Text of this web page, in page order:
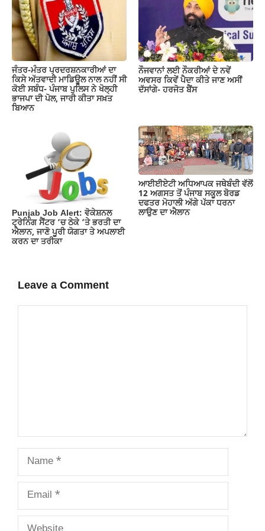
ਜੰਤਰ-ਮੰਤਰ ਪ੍ਰਦਰਸ਼ਨਕਾਰੀਆਂ ਦਾ
ਕਿਸੇ ਅੱਤਵਾਦੀ ਮਾਡਿਊਲ ਨਾਲ ਨਹੀਂ ਸੀ
ਕੋਈ ਸਬੰਧ- ਪੰਜਾਬ ਪੁਲਿਸ ਨੇ ਖੋਲ੍ਹੀ
ਭਾਜਪਾ ਦੀ ਪੋਲ, ਜਾਰੀ ਕੀਤਾ ਸਖ਼ਤ
ਬਿਆਨ
ਨੌਜਵਾਨਾਂ ਲਈ ਨੌਕਰੀਆਂ ਦੇ ਨਵੇਂ
ਅਵਸਰ ਕਿਵੇਂ ਪੈਦਾ ਕੀਤੇ ਜਾਣ ਅਸੀਂ
ਦੱਸਾਂਗੇ- ਹਰਜੋਤ ਬੈਂਸ
Punjab Job Alert: ਵੋਕੇਸ਼ਨਲ
ਟ੍ਰੇਨਿੰਗ ਸੈਂਟਰ ‘ਚ ਠੇਕੇ ‘ਤੇ ਭਰਤੀ ਦਾ
ਐਲਾਨ, ਜਾਣੋ ਪੂਰੀ ਯੋਗਤਾ ਤੇ ਅਪਲਾਈ
ਕਰਨ ਦਾ ਤਰੀਕਾ
ਆਈਈਏਟੀ ਅਧਿਆਪਕ ਜਥੇਬੰਦੀ ਵੱਲੋਂ
12 ਅਗਸਤ ਤੋਂ ਪੰਜਾਬ ਸਕੂਲ ਬੋਰਡ
ਦਫਤਰ ਮੋਹਾਲੀ ਅੱਗੇ ਪੱਕਾ ਧਰਨਾ
ਲਾਉਣ ਦਾ ਐਲਾਨ
Leave a Comment
Name
Email
Website